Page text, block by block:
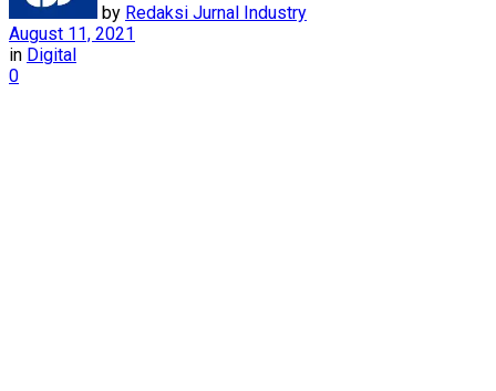
by Redaksi Jurnal Industry
August 11, 2021
in Digital
0